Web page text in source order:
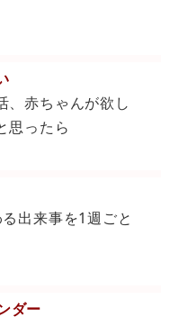
、赤ちゃんが欲し
思ったら
出来事を1週ごと
ダー